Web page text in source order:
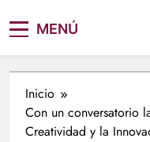
MENÚ
Inicio
Con un conversatorio
Creatividad y la